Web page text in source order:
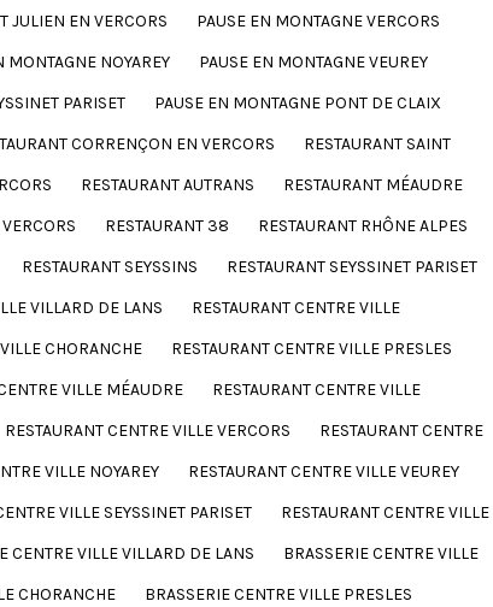
JULIEN EN VERCORS
PAUSE EN MONTAGNE VERCORS
MONTAGNE NOYAREY
PAUSE EN MONTAGNE VEUREY
PARISET
PAUSE EN MONTAGNE PONT DE CLAIX
CORRENÇON EN VERCORS
RESTAURANT SAINT
RESTAURANT AUTRANS
RESTAURANT MÉAUDRE
RESTAURANT 38
RESTAURANT RHÔNE ALPES
RESTAURANT SEYSSINS
RESTAURANT SEYSSINET PARISET
VILLARD DE LANS
RESTAURANT CENTRE VILLE
CHORANCHE
RESTAURANT CENTRE VILLE PRESLES
VILLE MÉAUDRE
RESTAURANT CENTRE VILLE
RESTAURANT CENTRE VILLE VERCORS
RESTAURANT CENTRE
VILLE NOYAREY
RESTAURANT CENTRE VILLE VEUREY
VILLE SEYSSINET PARISET
RESTAURANT CENTRE VILLE
CENTRE VILLE VILLARD DE LANS
BRASSERIE CENTRE VILLE
CHORANCHE
BRASSERIE CENTRE VILLE PRESLES